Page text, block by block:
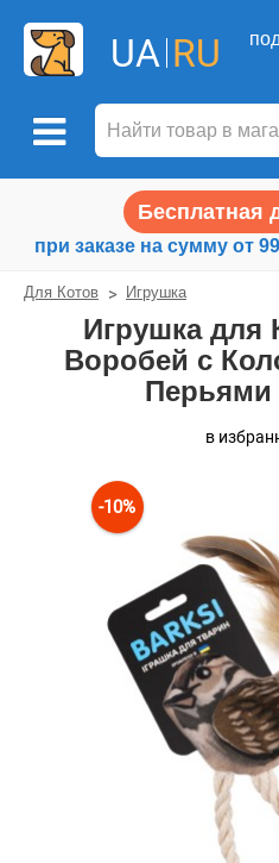
UA RU
Бесплатная
при заказе на сумму от
Для Котов Игрушка
Игрушка для
Воробей с
Перьями
в
-10%